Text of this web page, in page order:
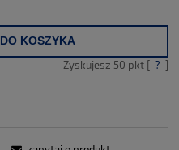
DO KOSZYKA
Zyskujesz 50 pkt [ ? ]